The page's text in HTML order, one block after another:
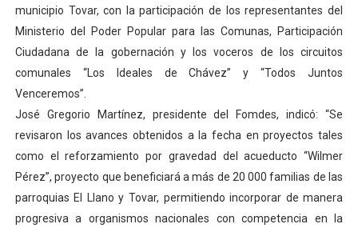
municipio Tovar, con la participación de los representantes del
Ministerio del Poder Popular para las Comunas, Participación
Ciudadana de la gobernación y los voceros de los circuitos
comunales “Los Ideales de Chávez” y “Todos Juntos
Venceremos”.
José Gregorio Martínez, presidente del Fomdes, indicó: “Se
revisaron los avances obtenidos a la fecha en proyectos tales
como el reforzamiento por gravedad del acueducto “Wilmer
Pérez”, proyecto que beneficiará a más de 20 000 familias de las
parroquias El Llano y Tovar, permitiendo incorporar de manera
progresiva a organismos nacionales con competencia en la